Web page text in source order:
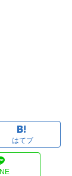
はてブ